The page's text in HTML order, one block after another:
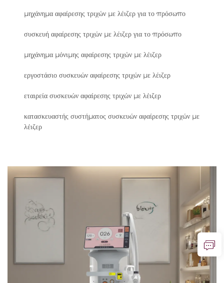
μηχάνημα αφαίρεσης τριχών με λέιζερ για το πρόσωπο
συσκευή αφαίρεσης τριχών με λέιζερ για το πρόσωπο
μηχάνημα μόνιμης αφαίρεσης τριχών με λέιζερ
εργοστάσιο συσκευών αφαίρεσης τριχών με λέιζερ
εταιρεία συσκευών αφαίρεσης τριχών με λέιζερ
κατασκευαστής συστήματος συσκευών αφαίρεσης τριχών με
λέιζερ